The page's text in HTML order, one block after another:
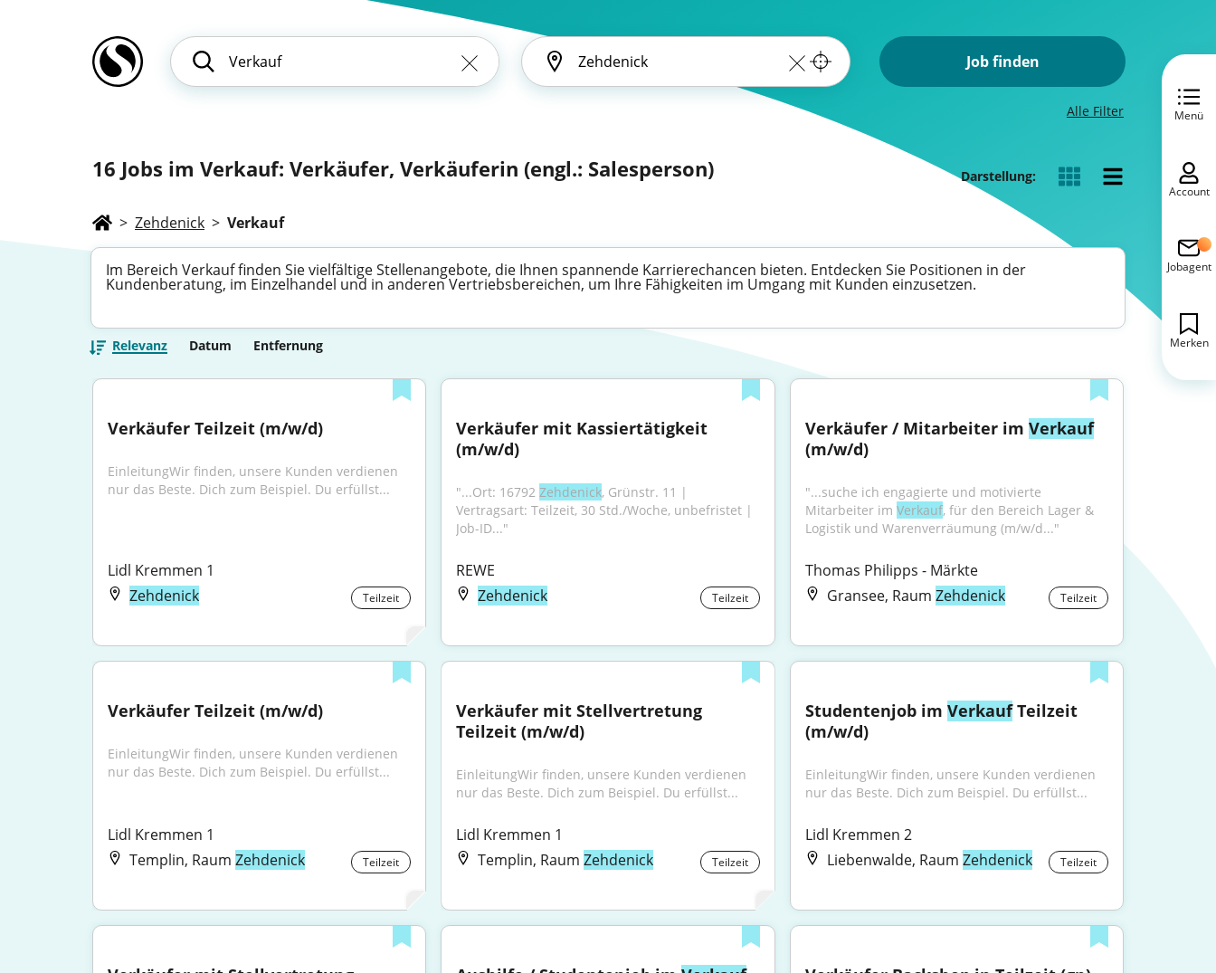
Job finden
Alle Filter
16 Jobs im Verkauf: Verkäufer, Verkäuferin (engl.: Salesperson) Darstellung:
> Zehdenick > Verkauf
Im Bereich Verkauf finden Sie vielfältige Stellenangebote, die Ihnen spannende Karrierechancen bieten. Entdecken Sie Positionen in der
Kundenberatung, im Einzelhandel und in anderen Vertriebsbereichen, um Ihre Fähigkeiten im Umgang mit Kunden einzusetzen.
Relevanz Datum Entfernung
Verkäufer Teilzeit (m/w/d)
EinleitungWir finden, unsere Kunden verdienen
nur das Beste. Dich zum Beispiel. Du erfüllst...
Lidl Kremmen 1
Zehdenick
Teilzeit
Verkäufer mit Kassiertätigkeit
(m/w/d)
"...Ort: 16792 Zehdenick, Grünstr. 11 |
Vertragsart: Teilzeit, 30 Std./Woche, unbefristet |
Job-ID..."
REWE
Zehdenick
Teilzeit
Verkäufer / Mitarbeiter im Verkauf
(m/w/d)
"...suche ich engagierte und motivierte
Mitarbeiter im Verkauf, für den Bereich Lager &
Logistik und Warenverräumung (m/w/d..."
Thomas Philipps - Märkte
Gransee, Raum Zehdenick Teilzeit
Verkäufer Teilzeit (m/w/d)
EinleitungWir finden, unsere Kunden verdienen
nur das Beste. Dich zum Beispiel. Du erfüllst...
Lidl Kremmen 1
Templin, Raum Zehdenick Teilzeit
Verkäufer mit Stellvertretung
Teilzeit (m/w/d)
EinleitungWir finden, unsere Kunden verdienen
nur das Beste. Dich zum Beispiel. Du erfüllst...
Lidl Kremmen 1
Templin, RaumZehdenick Teilzeit
Studentenjob im Verkauf Teilzeit
(m/w/d)
EinleitungWir finden, unsere Kunden verdienen
nur das Beste. Dich zum Beispiel. Du erfüllst...
Lidl Kremmen 2
Liebenwalde, Raum Zehdenick Teilzeit
Menü
Account
Jobagent
Merken